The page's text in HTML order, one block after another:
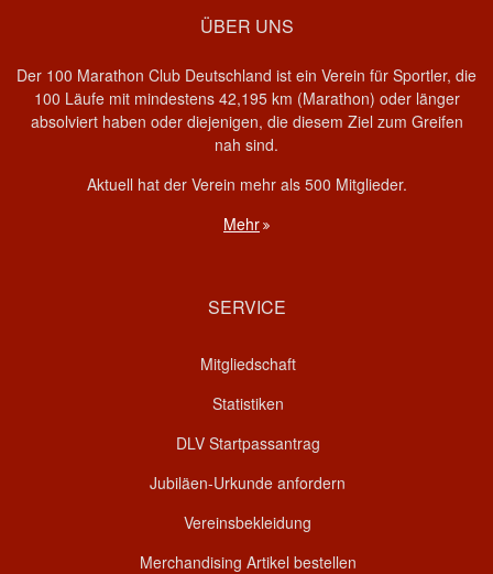
ÜBER UNS
Der 100 Marathon Club Deutschland ist ein Verein für Sportler, die
100 Läufe mit mindestens 42,195 km (Marathon) oder länger
absolviert haben oder diejenigen, die diesem Ziel zum Greifen
nah sind.
Aktuell hat der Verein mehr als 500 Mitglieder.
Mehr
SERVICE
Mitgliedschaft
Statistiken
DLV Startpassantrag
Jubiläen-Urkunde anfordern
Vereinsbekleidung
Merchandising Artikel bestellen